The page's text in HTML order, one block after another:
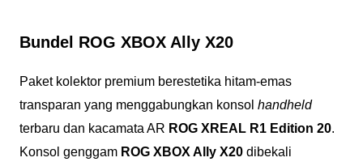
Bundel ROG XBOX Ally X20
Paket kolektor premium berestetika hitam-emas
transparan yang menggabungkan konsol handheld
terbaru dan kacamata AR ROG XREAL R1 Edition 20.
Konsol genggam ROG XBOX Ally X20dibekali